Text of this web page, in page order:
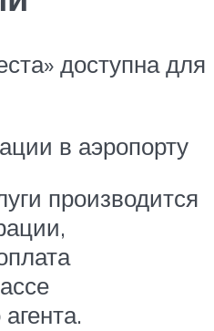
доступна для
в аэропорту
производится